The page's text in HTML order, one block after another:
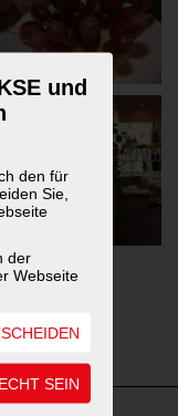
und
den für
Sie,
der
Webseite
SEIN